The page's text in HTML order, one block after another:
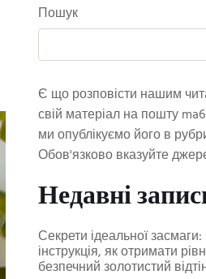
Пошук
Є що розповісти нашим
свій матеріал на пошту
ми опублікуємо його в
Обов'язково вказуйте
Недавні
Секрети ідеальної
інструкція, як отримати
безпечний золотистий